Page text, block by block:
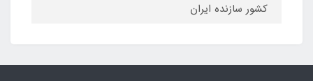
کشور سازنده ایران